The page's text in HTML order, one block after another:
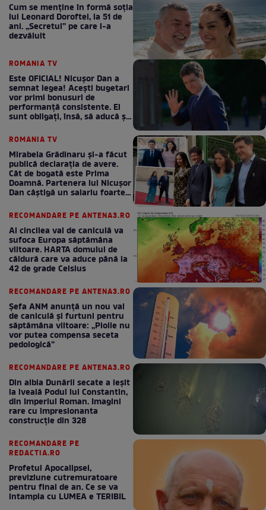
Cum se menţine în formă soţia
lui Leonard Doroftei, la 51 de
ani. „Secretul” pe care l-a
dezvăluit
ROMANIA TV
Este OFICIAL! Nicușor Dan a
semnat legea! Acești bugetari
vor primi bonusuri de
performanță consistente. Ei
sunt obligați, însă, să aducă și
ROMANIA TV
Mirabela Grădinaru și-a făcut
publică declarația de avere.
Cât de bogată este Prima
Doamnă. Partenera lui Nicușor
Dan câștigă un salariu foarte
RECOMANDARE PE ANTENA3.RO
Al cincilea val de caniculă va
sufoca Europa săptămâna
viitoare. HARTA domului de
căldură care va aduce până la
42 de grade Celsius
RECOMANDARE PE ANTENA3.RO
Șefa ANM anunță un nou val
de caniculă și furtuni pentru
săptămâna viitoare: „Ploile nu
vor putea compensa seceta
pedologică”
RECOMANDARE PE ANTENA3.RO
Din albia Dunării secate a ieșit
la iveală Podul lui Constantin,
din Imperiul Roman. Imagini
rare cu impresionanta
construcție din 328
RECOMANDARE PE
REDACTIA.RO
Profetul Apocalipsei,
previziune cutremuratoare
pentru final de an. Ce se va
intampla cu LUMEA e TERIBIL